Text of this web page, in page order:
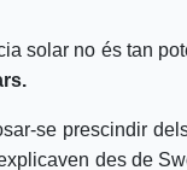
solar no és tan
se prescindir
des de